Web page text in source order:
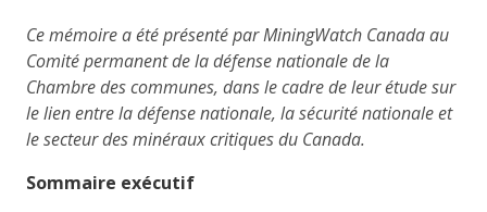
Ce mémoire a été présenté par MiningWatch Canada au
Comité permanent de la défense nationale de la
Chambre des communes, dans le cadre de leur étude sur
le lien entre la défense nationale, la sécurité nationale et
le secteur des minéraux critiques du Canada.
Sommaire exécutif